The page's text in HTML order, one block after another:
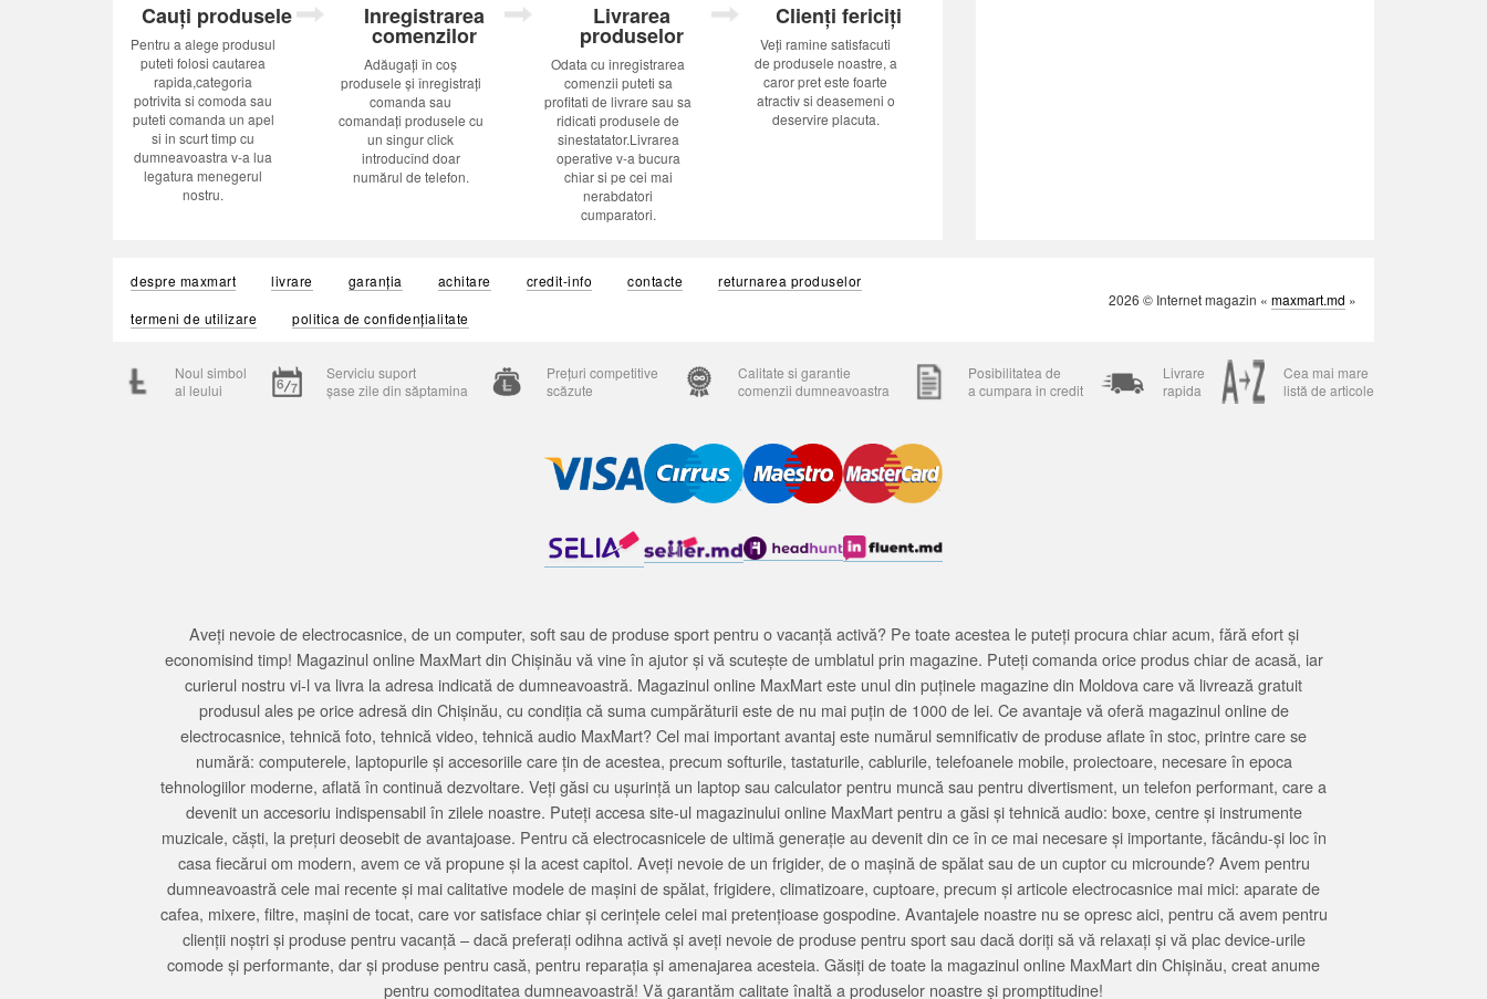
Cauți produsele
Pentru a alege produsul
puteti folosi cautarea
rapida,categoria
potrivita si comoda sau
puteti comanda un apel
si in scurt timp cu
dumneavoastra v-a lua
legatura menegerul
nostru.
Inregistrarea
comenzilor
Adăugați în coș
produsele și înregistrați
comanda sau
comandați produsele cu
un singur click
introducînd doar
numărul de telefon.
Livrarea
produselor
Odata cu inregistrarea
comenzii puteti sa
profitati de livrare sau sa
ridicati produsele de
sinestatator.Livrarea
operative v-a bucura
chiar si pe cei mai
nerabdatori
cumparatori.
Clienți fericiți
Veți ramine satisfacuti
de produsele noastre, a
caror pret este foarte
atractiv si deasemeni o
deservire placuta.
despre maxmart livrare garanția achitare credit-info contacte
returnarea produselor
termeni de utilizare
politica de confidențialitate
2026 © Internet magazin « maxmart.md »
Noul simbol
al leului
Serviciu suport
șase zile din săptamina
Prețuri competitive
scăzute
Calitate si garantie
comenzii dumneavoastra
Posibilitatea de
a cumpara in credit
Livrare
rapida
Cea mai mare
listă de articole
Aveți nevoie de electrocasnice, de un computer, soft sau de produse sport pentru o vacanță activă? Pe toate acestea le puteți procura chiar acum, fără efort și
economisind timp! Magazinul online MaxMart din Chișinău vă vine în ajutor și vă scutește de umblatul prin magazine. Puteți comanda orice produs chiar de acasă, iar
curierul nostru vi-l va livra la adresa indicată de dumneavoastră. Magazinul online MaxMart este unul din puținele magazine din Moldova care vă livrează gratuit
produsul ales pe orice adresă din Chișinău, cu condiția că suma cumpărăturii este de nu mai puțin de 1000 de lei. Ce avantaje vă oferă magazinul online de
electrocasnice, tehnică foto, tehnică video, tehnică audio MaxMart? Cel mai important avantaj este numărul semnificativ de produse aflate în stoc, printre care se
numără: computerele, laptopurile și accesoriile care țin de acestea, precum softurile, tastaturile, cablurile, telefoanele mobile, proiectoare, necesare în epoca
tehnologiilor moderne, aflată în continuă dezvoltare. Veți găsi cu ușurință un laptop sau calculator pentru muncă sau pentru divertisment, un telefon performant, care a
devenit un accesoriu indispensabil în zilele noastre. Puteți accesa site-ul magazinului online MaxMart pentru a găsi și tehnică audio: boxe, centre și instrumente
muzicale, căști, la prețuri deosebit de avantajoase. Pentru că electrocasnicele de ultimă generație au devenit din ce în ce mai necesare și importante, făcându-și loc în
casa fiecărui om modern, avem ce vă propune și la acest capitol. Aveți nevoie de un frigider, de o mașină de spălat sau de un cuptor cu microunde? Avem pentru
dumneavoastră cele mai recente și mai calitative modele de mașini de spălat, frigidere, climatizoare, cuptoare, precum și articole electrocasnice mai mici: aparate de
cafea, mixere, filtre, mașini de tocat, care vor satisface chiar și cerințele celei mai pretențioase gospodine. Avantajele noastre nu se opresc aici, pentru că avem pentru
clienții noștri și produse pentru vacanță – dacă preferați odihna activă și aveți nevoie de produse pentru sport sau dacă doriți să vă relaxați și vă plac device-urile
comode și performante, dar și produse pentru casă, pentru reparația și amenajarea acesteia. Găsiți de toate la magazinul online MaxMart din Chișinău, creat anume
pentru comoditatea dumneavoastră! Vă garantăm calitate înaltă a produselor noastre și promptitudine!